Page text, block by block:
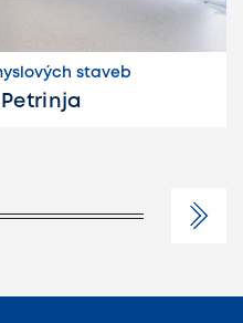
staveb